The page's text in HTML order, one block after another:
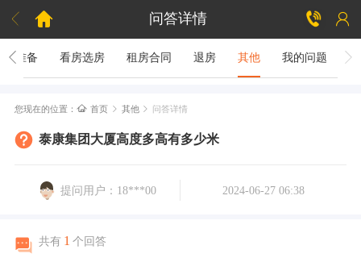
  问答详情 
房准备 看房选房 租房合同 退房 其他 我的问题
您现在的位置：  首页  其他  问答详情
泰康集团大厦高度多高有多少米
提问用户：18***00 2024-06-27 06:38
共有 1 个回答